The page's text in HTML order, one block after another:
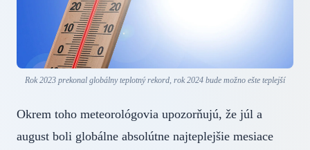
Rok 2023 prekonal globálny teplotný rekord, rok 2024 bude možno ešte teplejší
Okrem toho meteorológovia upozorňujú, že júl a
august boli globálne absolútne najteplejšie mesiace